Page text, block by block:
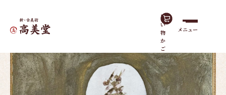
買
い
物
か
ご
メニュー
ホーム作品一覧